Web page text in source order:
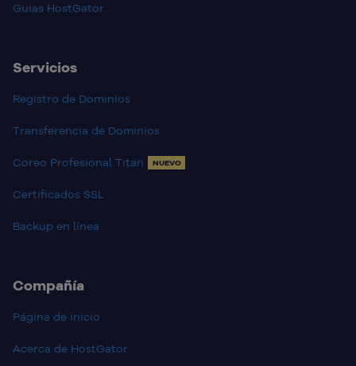
Guias HostGator
Servicios
Registro de Dominios
Transferencia de Dominios
Coreo Profesional Titan NUEVO
Certificados SSL
Backup en línea
Compañía
Página de inicio
Acerca de HostGator